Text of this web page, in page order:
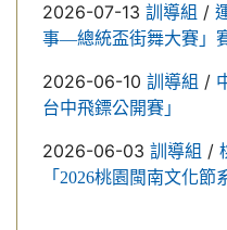
2026-07-13 訓導組 /
事—總統盃街舞大賽」
2026-06-10 訓導組 /
台中飛鏢公開賽」
2026-06-03 訓導組 /
「2026桃園閩南文化節